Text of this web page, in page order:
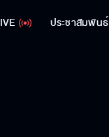
ประชาสัมพันธ์